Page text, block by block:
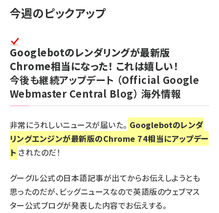
今週のピックアップ
Googlebotのレンダリングが最新版
Chrome相当になった！ これは嬉しい！
今後も継続アップデート （Official Google
Webmaster Central Blog） 海外情報
非常にうれしいニュースが届いた。 Googlebotのレンダ
リングエンジンが最新版のChrome 74相当にアップデー
ト されたのだ！
グーグル公式の日本語記事が出てからお伝えしようとも
思ったのだが、ビッグニュースなので英語版のウェブマス
ター公式ブログが発表した内容でお伝えする。